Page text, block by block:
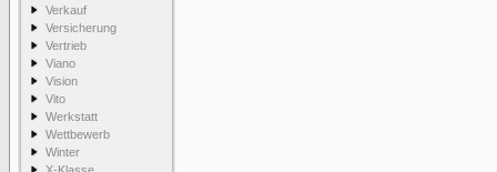
Verkauf
Versicherung
Vertrieb
Viano
Vision
Vito
Werkstatt
Wettbewerb
Winter